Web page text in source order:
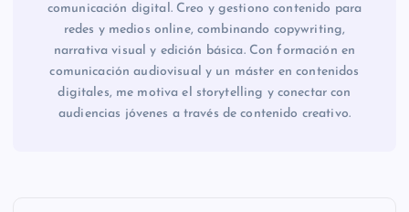
comunicación digital. Creo y gestiono contenido para
redes y medios online, combinando copywriting,
narrativa visual y edición básica. Con formación en
comunicación audiovisual y un máster en contenidos
digitales, me motiva el storytelling y conectar con
audiencias jóvenes a través de contenido creativo.